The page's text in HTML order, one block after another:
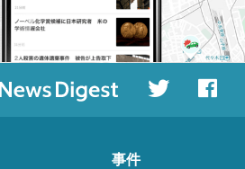
事件